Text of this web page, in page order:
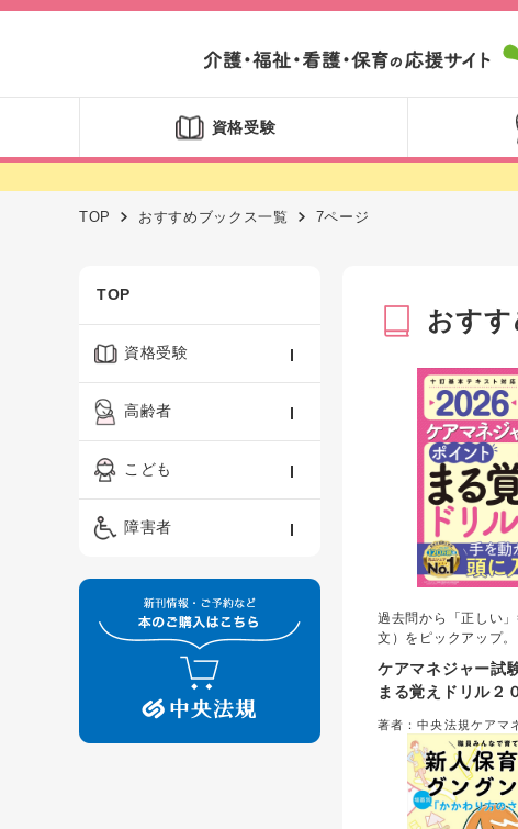
資格受験
TOP おすすめブックス一覧 7ページ
TOP
資格受験
ケアマネジャー
精神保健福祉士
保育士
高齢者
認知症ケア・介護技術
ーシャルワーク
看護
制度
こども
保育・教育／発達障害
障害者
障害者支援・福祉
おす
過去問から「正しい
文）をピックアップ
いて覚える記入式の問
ケアマネジャー試
まる覚えドリル２
著者：中央法規ケアマ
策研究会＝編集